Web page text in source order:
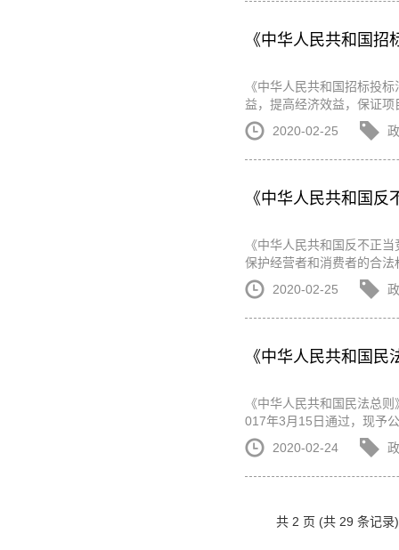
《中华人民共和国招
《中华人民共和国招标投
益，提高经济效益，保证
2020-02-25
《中华人民共和国反
《中华人民共和国反不正
保护经营者和消费者的合
2020-02-25
《中华人民共和国民
《中华人民共和国民法总
017年3月15日通过，现予
2020-02-24
共 2 页 (共 29 条记录)